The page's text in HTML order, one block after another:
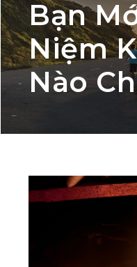
Bạn
Niệm
Nào